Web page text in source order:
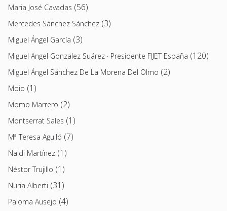
Maria José Cavadas (56)
Mercedes Sánchez Sánchez (3)
Miguel Ángel García (3)
Miguel Angel Gonzalez Suárez · Presidente FIJET España (120)
Miguel Ángel Sánchez De La Morena Del Olmo (2)
Moio (1)
Momo Marrero (2)
Montserrat Sales (1)
Mª Teresa Aguiló (7)
Naldi Martínez (1)
Néstor Trujillo (1)
Nuria Alberti (31)
Paloma Ausejo (4)